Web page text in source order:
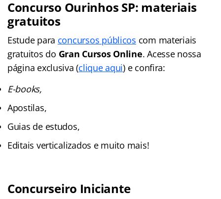
Concurso Ourinhos SP: materiais
gratuitos
Estude para concursos públicos com materiais
gratuitos do Gran Cursos Online. Acesse nossa
página exclusiva (clique aqui) e confira:
E-books,
Apostilas,
Guias de estudos,
Editais verticalizados e muito mais!
Concurseiro Iniciante